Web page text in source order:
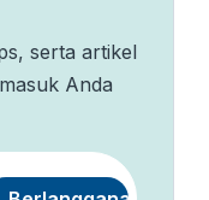
serta artikel
Anda